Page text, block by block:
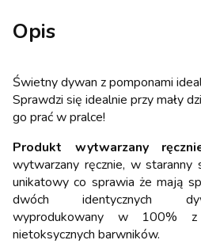
Opis
Świetny dywan z pomponami
Sprawdzi się idealnie przy mały
go prać w pralce!
Produkt wytwarzany
wytwarzany ręcznie, w
unikatowy co sprawia że mają
dwóch identycznych
wyprodukowany w 100%
nietoksycznych barwników.